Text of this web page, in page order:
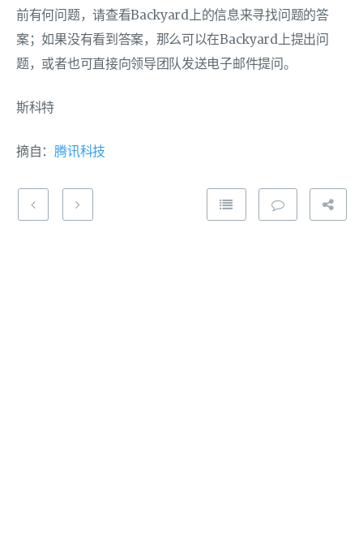
前有何问题，请查看Backyard上的信息来寻找问题的答
案；如果没有看到答案，那么可以在Backyard上提出问
题，或者也可直接向领导团队发送电子邮件提问。
斯科特
摘自：腾讯科技